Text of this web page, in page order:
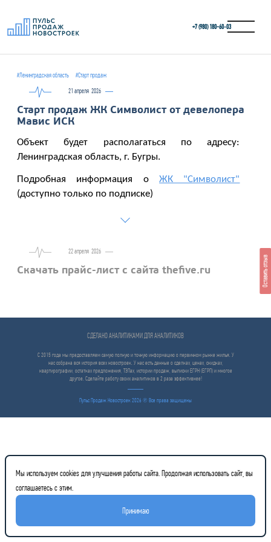
+7 (980) 180-60‑03
#Ленинградская область
#Старт продаж
21 апреля 2026
Старт продаж ЖК Символист от девелопера
Мавис ИСК
Объект будет располагаться по адресу:
Ленинградская область, г. Бугры.
Подробная информация оЖК "Символист"
(доступно только по подписке)
22 апреля 2026
Скачать прайс-лист с сайта thefive.ru
СДЕЛАНО АНАЛИТИКАМИ ДЛЯ АНАЛИТИКОВ
С 2015 года мы предоставляем самую полную и точную информацию о первичном рынке жилья. У
нас собрана вся история всех новостроек. У нас есть данные о сделках, ценах, скидках,
квартирографии, остатках предложения, ТЭПах, истории продаж, выписки ЕГРН (ЕГРП) и многое
другое. Сделайте работу своих аналитиков в 2 раза эффективнее!
Пульс Продаж Новостроек 2026 ℗ Все права защищены
Оставить отзыв
Мы используем cookies для улучшения работы сайта. Продолжая использовать сайт, вы
соглашаетесь с этим.
Принимаю